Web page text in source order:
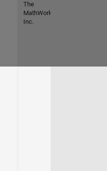
The
MathWorks,
Inc.